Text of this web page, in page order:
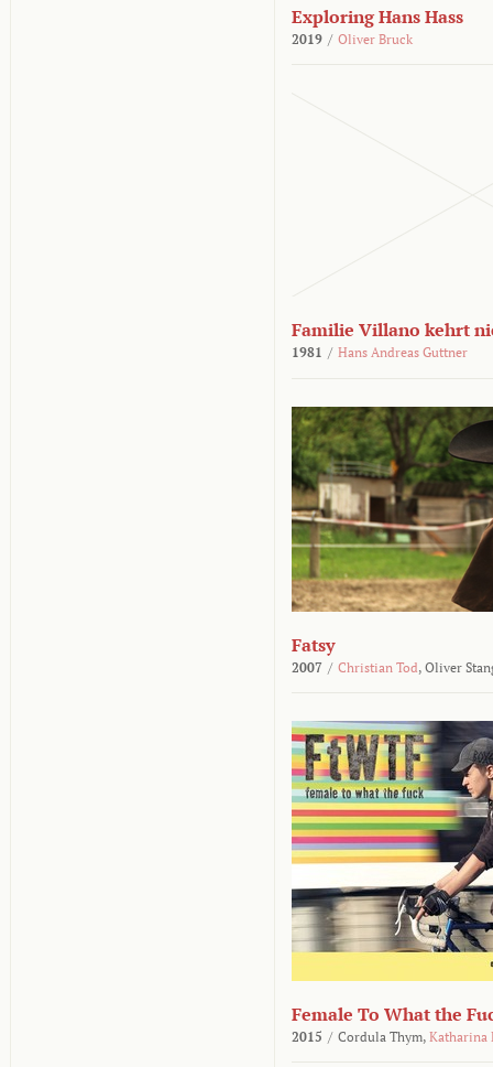
Exploring Hans Hass
2019 / Oliver Bruck
Familie Villano kehrt
1981 / Hans Andreas Guttner
Fatsy
2007 / Christian Tod, Oliver
Female To What the
2015 / Cordula Thym, Katharina